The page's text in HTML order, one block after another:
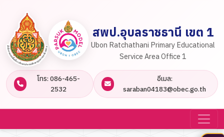
สพป.อุบลราชธานี เขต 1
Ubon Ratchathani Primary Educational
Service Area Office 1
โทร: 086-465-
2532
อีเมล:
saraban04183@obec.go.th